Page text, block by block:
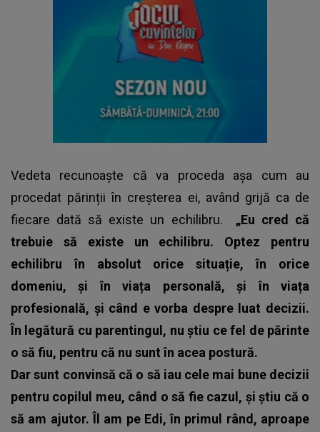
Vedeta recunoaște că va proceda așa cum au
procedat părinții în creșterea ei, având grijă ca de
fiecare dată să existe un echilibru. „Eu cred că
trebuie să existe un echilibru. Optez pentru
echilibru în absolut orice situație, în orice
domeniu, și în viața personală, și în viața
profesională, și când e vorba despre luat decizii.
În legătură cu parentingul, nu știu ce fel de părinte
o să fiu, pentru că nu sunt în acea postură.
Dar sunt convinsă că o să iau cele mai bune decizii
pentru copilul meu, când o să fie cazul, și știu că o
să am ajutor. Îl am pe Edi, în primul rând, aproape